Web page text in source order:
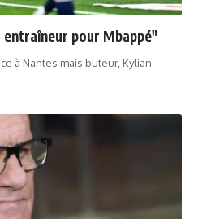
pour Mbappé"
à Nantes mais buteur, Kylian